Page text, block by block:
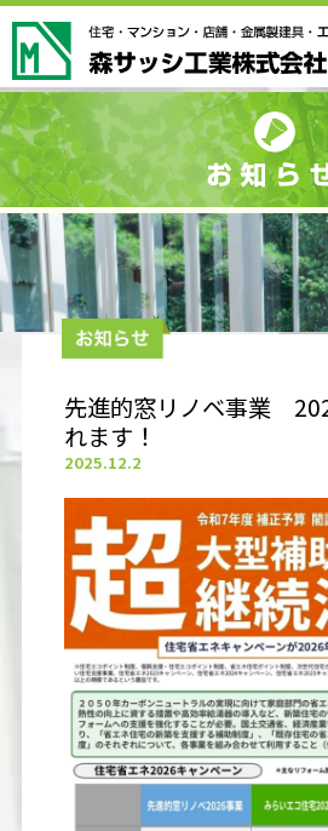
先進的窓リノベ事業
れます！
2025.12.2